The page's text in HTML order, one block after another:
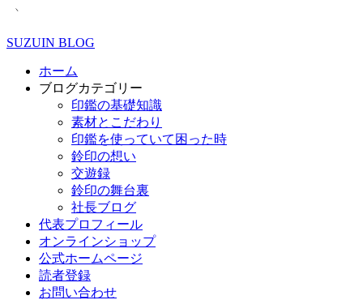
SUZUIN BLOG
ホーム
ブログカテゴリー
印鑑の基礎知識
素材とこだわり
印鑑を使っていて困った時
鈴印の想い
交遊録
鈴印の舞台裏
社長ブログ
代表プロフィール
オンラインショップ
公式ホームページ
読者登録
お問い合わせ